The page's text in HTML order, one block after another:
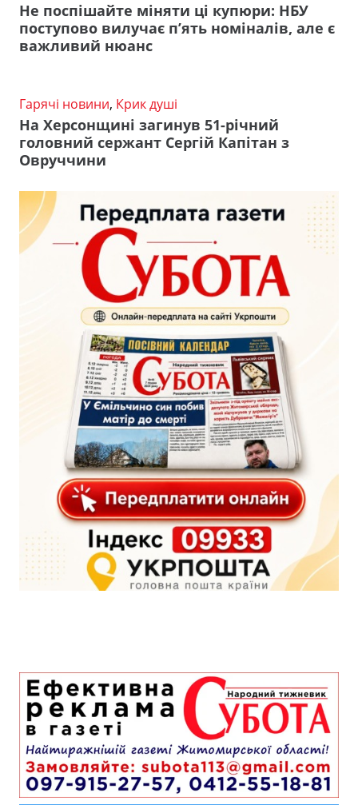
Не поспішайте міняти ці купюри: НБУ
поступово вилучає п’ять номіналів, але є
важливий нюанс
Гарячі новини, Крик душі
На Херсонщині загинув 51-річний
головний сержант Сергій Капітан з
Овруччини